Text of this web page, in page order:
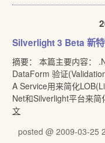
Silverlight 3 Beta 新
摘要： 本篇主要内容：
DataForm 验证
A Service用来简化
Net和Silverlight平台来
文
posted @ 2009-03-25